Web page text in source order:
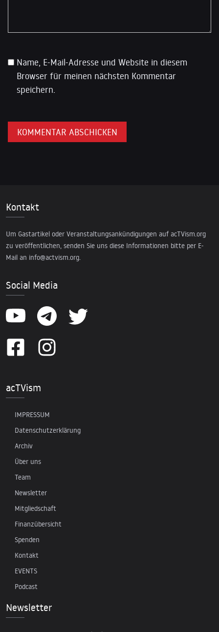
Name, E-Mail-Adresse und Website in diesem
Browser für meinen nächsten Kommentar
speichern.
Kontakt
Um Gastartikel oder Veranstaltungsankündigungen auf acTVism.org
zu veröffentlichen, senden Sie uns diese Informationen bitte per E-
Mail an info@actvism.org.
Social Media
acTVism
IMPRESSUM
Datenschutzerklärung
Archiv
Über uns
Team
Newsletter
Mitgliedschaft
Finanzübersicht
Spenden
Kontakt
EVENTS
Podcast
Newsletter